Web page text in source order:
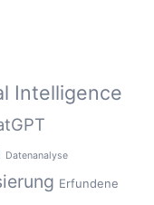
Intelligence
Datenanalyse
Erfundene